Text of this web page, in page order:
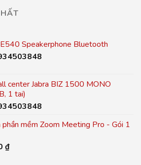
Speakerphone Bluetooth
center Jabra BIZ 1500 MONO
1 tai)
phần mềm Zoom Meeting Pro - Gói 1
₫